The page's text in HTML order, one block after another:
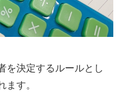
を決定するルールとし
ます。